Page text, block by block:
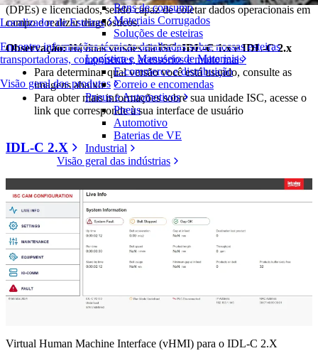
Localizador de Esteiras
Encontre informações técnicas detalhadas sobre nossas esteiras
transportadoras, componentes, acessórios e muito mais
Visão geral dos produtos
Bens de consumo
Materiais Corrugados
Soluções de esteiras
Logística e Manuseio de Materiais
E-commerce e distribuição
Correio e encomendas
Pneus e Automotivos
Pneus
Automotivo
Baterias de VE
Industrial
Visão geral das indústrias
(DPEs) e licenciados, sendo capaz de coletar dados operacionais em
campo e realizar diagnósticos.
Observação:Há duas versões da ISC:IDL-C 1.xeIDL-C 2.x
Para determinar qual versão você está usando, consulte as
imagens abaixo
Para obter mais informações sobre sua unidade ISC, acesse o
link que corresponde à sua interface de usuário
IDL-C 2.X
Virtual Human Machine Interface (vHMI) para o IDL-C 2.X